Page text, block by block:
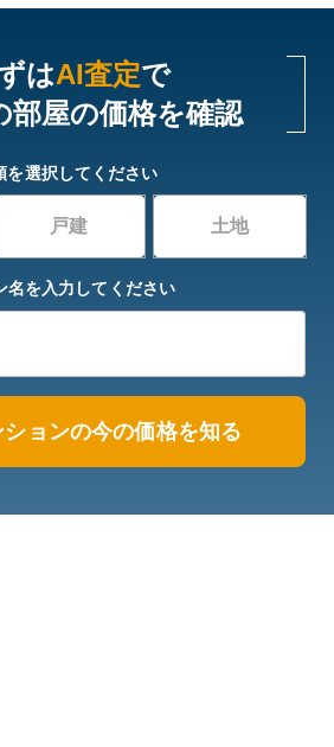
はAI査定で
部屋の価格を確認
を選択してください
戸建 土地
名を入力してください
ションの今の価格を知る